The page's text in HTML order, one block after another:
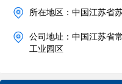
所在地区：中国江苏省
公司地址：中国江苏省
工业园区